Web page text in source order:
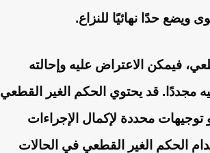
ويضع حدًا نهائيًا للنزاع.
فيمكن الاعتراض عليه وإحالته
مجددًا. قد يحتوي الحكم الغير القطعي
توجيهات محددة لإكمال الإجراءات
الحكم الغير القطعي في الحالات